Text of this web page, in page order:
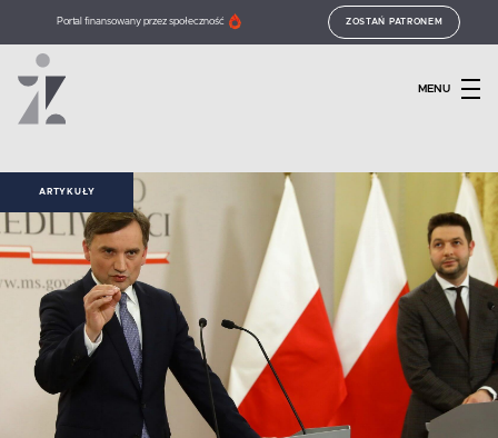
Portal finansowany przez społeczność ZOSTAŃ PATRONEM
MENU
ARTYKUŁY